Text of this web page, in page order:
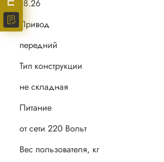
18.26
Привод
передний
Тип конструкции
не складная
Питание
от сети 220 Вольт
Вес пользователя, кг